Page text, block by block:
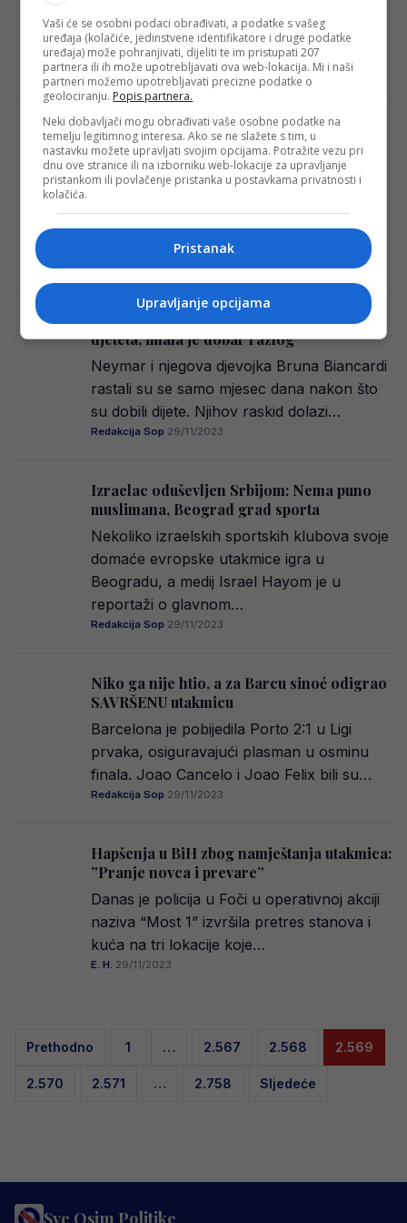
će od decembra 2023. godine obnašati
Srđan Karić. Srđan…
E. H. ·29/11/2023
Stigao u Sarajevo, pa nije ispunio
očekivanja: Ovo je novi klub Viverosa!
Prvotimac FK Sarajevo Kevin Viveros
Carlos Mario Zuluaga, predsjednik
kolumbijskog kluba La…
Neymara ostavila djevojka nakon rođenja
djeteta, imala je dobar razlog
Neymar i njegova djevojka Bruna Biancardi
rastali su se samo mjesec dana nakon što
su dobili dijete. Njihov raskid dolazi…
Redakcija Sop·29/11/2023
Izraelac oduševljen Srbijom: Nema puno
muslimana, Beograd grad sporta
Nekoliko izraelskih sportskih klubova svoje
domaće evropske utakmice igra u
Beogradu, a medij Israel Hayom je u
reportaži o glavnom…
Redakcija Sop·29/11/2023
Niko ga nije htio, a za Barcu sinoć odigrao
SAVRŠENU utakmicu
Barcelona je pobijedila Porto 2:1 u Ligi
prvaka, osiguravajući plasman u osminu
finala. Joao Cancelo i Joao Felix bili su…
Redakcija Sop·29/11/2023
Hapšenja u BiH zbog namještanja utakmica:
”Pranje novca i prevare”
Danas je policija u Foči u operativnoj akciji
naziva “Most 1” izvršila pretres stanova i
kuća na tri lokacije koje…
E. H.·29/11/2023
Posts
pagination
Prethodno 1 … 2.567 2.568 2.569
2.570 2.571 … 2.758 Sljedeće
Sve Osim Politike
Vaši će se osobni podaci obrađivati, a podatke s vašeg
uređaja (kolačiće, jedinstvene identifikatore i druge podatke
uređaja) može pohranjivati, dijeliti te im pristupati 207
partnera ili ih može upotrebljavati ova web-lokacija. Mi i naši
partneri možemo upotrebljavati precizne podatke o
geolociranju. Popis partnera.
Neki dobavljači mogu obrađivati vaše osobne podatke na
temelju legitimnog interesa. Ako se ne slažete s tim, u
nastavku možete upravljati svojim opcijama. Potražite vezu pri
dnu ove stranice ili na izborniku web-lokacije za upravljanje
pristankom ili povlačenje pristanka u postavkama privatnosti i
kolačića.
Pristanak
Upravljanje opcijama